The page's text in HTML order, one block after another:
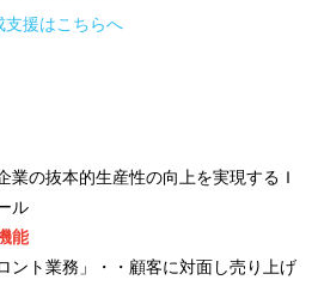
支援はこちらへ
業の抜本的生産性の向上を実現するＩ
ル
能
ロント業務」・・顧客に対面し売り上げ